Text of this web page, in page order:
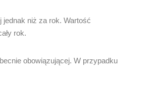
niż za rok. Wartość
rok.
obowiązującej. W przypadku